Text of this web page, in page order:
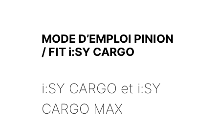
MODE D’EMPLOI PINION
/ FIT i:SY CARGO
i:SY CARGO et i:SY
CARGO MAX